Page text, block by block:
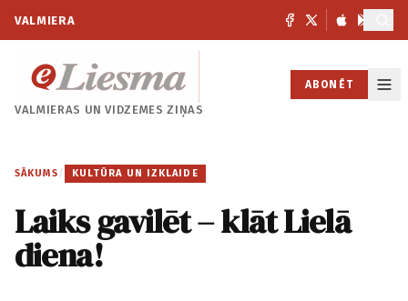
VALMIERA
VALMIERAS UNVIDZEMES ZIŅAS
ABONĒT
SĀKUMS / KULTŪRA UN IZKLAIDE
Laiks gavilēt – klāt Lielā
diena!